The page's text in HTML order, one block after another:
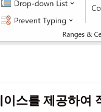
스를 제공하여